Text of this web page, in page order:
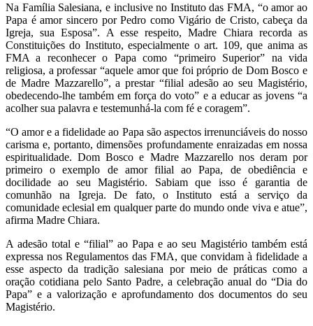
Na Família Salesiana, e inclusive no Instituto das FMA, “o amor ao
Papa é amor sincero por Pedro como Vigário de Cristo, cabeça da
Igreja, sua Esposa”. A esse respeito, Madre Chiara recorda as
Constituições do Instituto, especialmente o art. 109, que anima as
FMA a reconhecer o Papa como “primeiro Superior” na vida
religiosa, a professar “aquele amor que foi próprio de Dom Bosco e
de Madre Mazzarello”, a prestar “filial adesão ao seu Magistério,
obedecendo-lhe também em força do voto” e a educar as jovens “a
acolher sua palavra e testemunhá-la com fé e coragem”.
“O amor e a fidelidade ao Papa são aspectos irrenunciáveis do nosso
carisma e, portanto, dimensões profundamente enraizadas em nossa
espiritualidade. Dom Bosco e Madre Mazzarello nos deram por
primeiro o exemplo de amor filial ao Papa, de obediência e
docilidade ao seu Magistério. Sabiam que isso é garantia de
comunhão na Igreja. De fato, o Instituto está a serviço da
comunidade eclesial em qualquer parte do mundo onde viva e atue”,
afirma Madre Chiara.
A adesão total e “filial” ao Papa e ao seu Magistério também está
expressa nos Regulamentos das FMA, que convidam à fidelidade a
esse aspecto da tradição salesiana por meio de práticas como a
oração cotidiana pelo Santo Padre, a celebração anual do “Dia do
Papa” e a valorização e aprofundamento dos documentos do seu
Magistério.